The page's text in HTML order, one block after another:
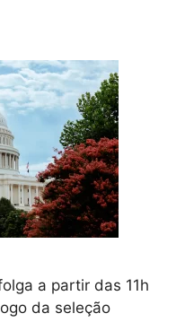
a partir das 11h
da seleção